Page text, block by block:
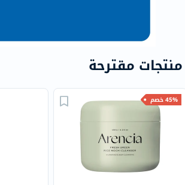
منتجات مقترحة
45% خصم